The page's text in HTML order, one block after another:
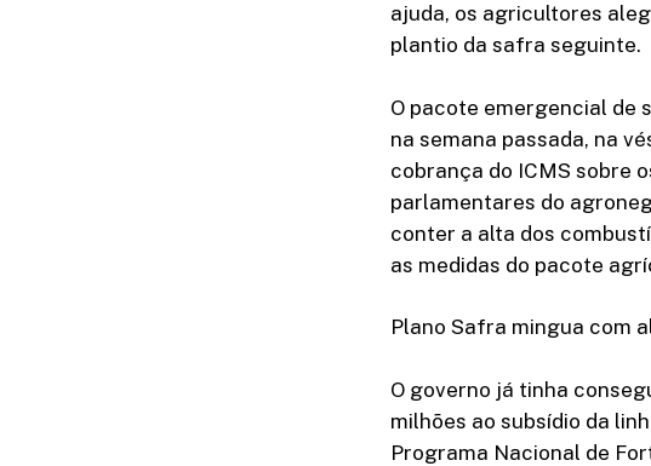
ajuda, os agricultores
plantio da safra seguinte.
O pacote emergencial de
na semana passada, na
cobrança do ICMS sobre
parlamentares do
conter a alta dos
as medidas do pacote
Plano Safra mingua com
O governo já tinha
milhões ao subsídio da
Programa Nacional de